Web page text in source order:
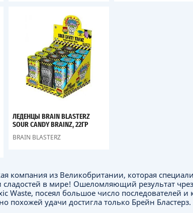
ЛЕДЕНЦЫ BRAIN BLASTERZ
SOUR CANDY BRAINZ, 22ГР
BRAIN BLASTERZ
компания из Великобритании, которая
сладостей в мире! Ошеломляющий результат
Waste, посеял большое число последователей
похожей удачи достигла только Брейн Бластерз.